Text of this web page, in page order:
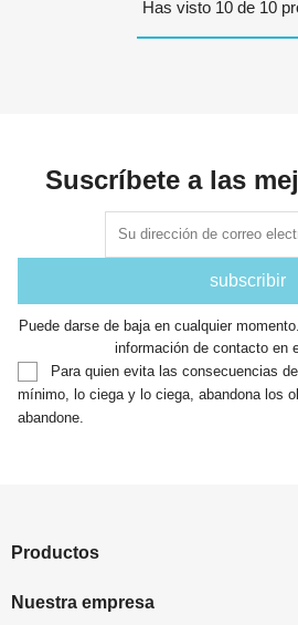
Has visto 10 de 10
Suscríbete a las
Puede darse de baja en cualquier
información de contacto en
Para quien evita las consecuencias
mínimo, lo ciega y lo ciega, abandona los
abandone.
Productos
Nuestra empresa